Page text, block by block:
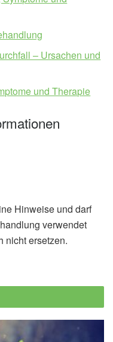
– Ursachen und
und Therapie
MSD Manual,
Hinweise und darf
verwendet
nicht ersetzen.